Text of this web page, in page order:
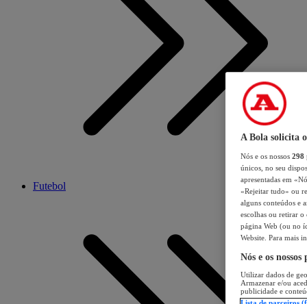
Futebol
A Bola solicita
Nós e os nossos 298
únicos, no seu
apresentadas em
«Rejeitar tudo» ou
alguns conteúdos e
escolhas ou retirar
página Web (ou no
Website. Para mais
Nós e os
Utilizar dados de
Armazenar e/ou
publicidade e